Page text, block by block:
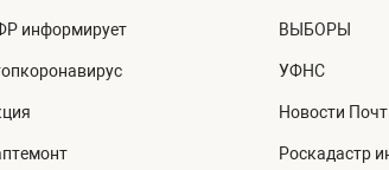
информирует ВЫБОРЫ
УФНС
Новости
Роскадастр